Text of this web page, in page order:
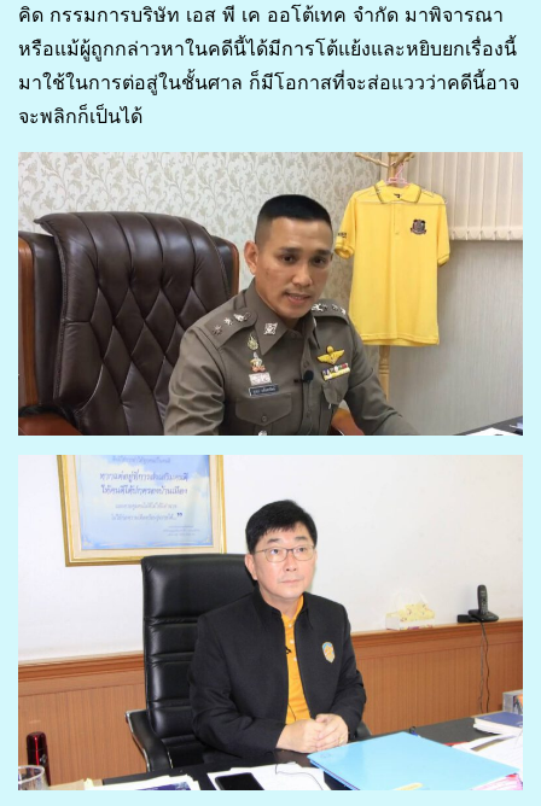
คิด กรรมการบริษัท เอส พี เค ออโต้เทค จำกัด มาพิจารณา
หรือแม้ผู้ถูกกล่าวหาในคดีนี้ได้มีการโต้แย้งและหยิบยกเรื่องนี้
มาใช้ในการต่อสู่ในชั้นศาล ก็มีโอกาสที่จะส่อแววว่าคดีนี้อาจ
จะพลิกก็เป็นได้